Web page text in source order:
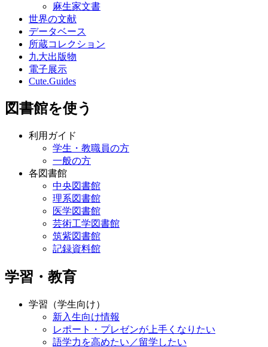
麻生家文書
世界の文献
データベース
所蔵コレクション
九大出版物
電子展示
Cute.Guides
図書館を使う
利用ガイド
学生・教職員の方
一般の方
各図書館
中央図書館
理系図書館
医学図書館
芸術工学図書館
筑紫図書館
記録資料館
学習・教育
学習（学生向け）
新入生向け情報
レポート・プレゼンが上手くなりたい
語学力を高めたい／留学したい